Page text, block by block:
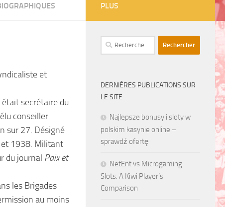
et
secrétaire du
conseiller
sur 27. Désigné
et 1938. Militant
du journal Paix et
les Brigades
au moins
PLUS
Rechercher :
DERNIÈRES PUBLICATIONS SUR
LE SITE
Najlepsze bonusy i sloty w
polskim kasynie online –
sprawdź ofertę
NetEnt vs Microgaming
Slots: A Kiwi Player’s
Comparison